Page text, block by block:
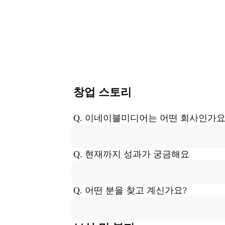
창업 스토리
Q. 이네이블미디어 는 어떤 회사인가
Q. 현재까지 성과가 궁금해요
Q. 어떤 분을 찾고 계신가요?